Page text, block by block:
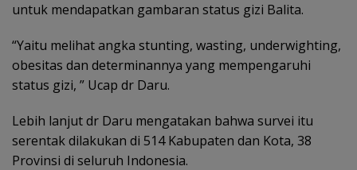
untuk mendapatkan gambaran status gizi Balita.
“Yaitu melihat angka stunting, wasting, underwighting,
obesitas dan determinannya yang mempengaruhi
status gizi, ” Ucap dr Daru.
Lebih lanjut dr Daru mengatakan bahwa survei itu
serentak dilakukan di 514 Kabupaten dan Kota, 38
Provinsi di seluruh Indonesia.